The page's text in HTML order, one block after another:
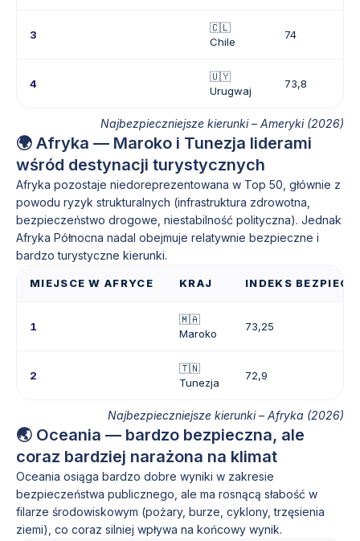
3
🇨🇱
Chile
74
4
🇺🇾
Urugwaj
73,8
Najbezpieczniejsze kierunki – Ameryki (2026)
🌍 Afryka — Maroko i Tunezja liderami
wśród destynacji turystycznych
Afryka pozostaje niedoreprezentowana w Top 50, głównie z
powodu ryzyk strukturalnych (infrastruktura zdrowotna,
bezpieczeństwo drogowe, niestabilność polityczna). Jednak
Afryka Północna nadal obejmuje relatywnie bezpieczne i
bardzo turystyczne kierunki.
MIEJSCE W AFRYCE KRAJ INDEKS
1
🇲🇦
Maroko
73,25
2
🇹🇳
Tunezja
72,9
Najbezpieczniejsze kierunki – Afryka (2026)
🌏 Oceania — bardzo bezpieczna, ale
coraz bardziej narażona na klimat
Oceania osiąga bardzo dobre wyniki w zakresie
bezpieczeństwa publicznego, ale ma rosnącą słabość w
filarze środowiskowym (pożary, burze, cyklony, trzęsienia
ziemi), co coraz silniej wpływa na końcowy wynik.